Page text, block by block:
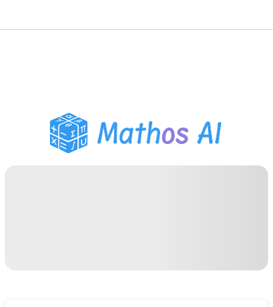
Assistant Devoirs PDF
Outils d'étude